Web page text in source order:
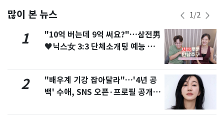
많이 본 뉴스 1/2
1
"10억 버는데 9억 써요?"…삼전男
♥닉스女 3:3 단체소개팅 예능 화
2
"배우계 기강 잡아달라"…'4년 공
백' 수애, SNS 오픈·프로필 공개